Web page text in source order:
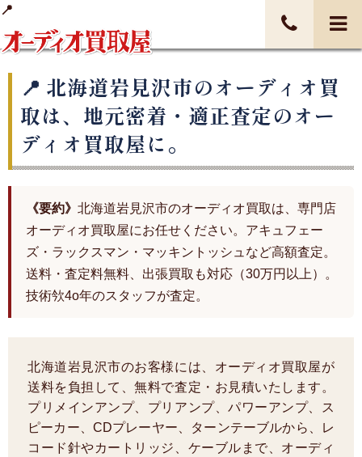
北海道岩見沢市のオーディオ買
取は、地元密着・適正査定のオー
ディオ買取屋に。
《要約》 北海道岩見沢市のオーディオ買取は、専門店
オーディオ買取屋にお任せください。アキュフェー
ズ・ラックスマン・マッキントッシュなど高額査定。
送料・査定料無料、出張買取も対応（30万円以上）。
技術欦4o年のスタッフが査定。
北海道岩見沢市のお客様には、オーディオ買取屋が
送料を負担して、無料で査定・お見積いたします。
プリメインアンプ、プリアンプ、パワーアンプ、ス
ピーカー、CDプレーヤー、ターンテーブルから、レ
コード針やカートリッジ、ケーブルまで、オーディ